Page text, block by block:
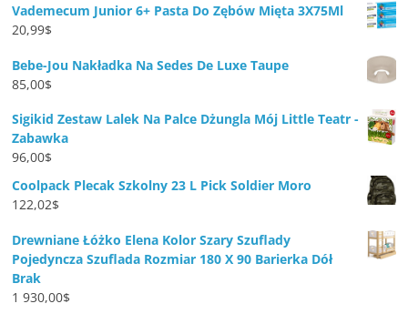
Vademecum Junior 6+ Pasta Do Zębów Mięta 3X75Ml
20,99$
Bebe-Jou Nakładka Na Sedes De Luxe Taupe
85,00$
Sigikid Zestaw Lalek Na Palce Dżungla Mój Little Teatr -
Zabawka
96,00$
Coolpack Plecak Szkolny 23 L Pick Soldier Moro
122,02$
Drewniane Łóżko Elena Kolor Szary Szuflady
Pojedyncza Szuflada Rozmiar 180 X 90 Barierka Dół
Brak
1 930,00$